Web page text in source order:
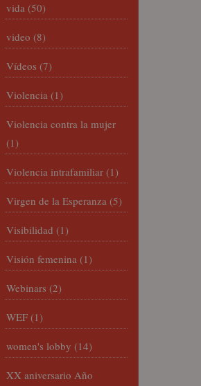
vida (50)
video (8)
Vídeos (7)
Violencia (1)
Violencia contra la mujer
(1)
Violencia intrafamiliar (1)
Virgen de la Esperanza (5)
Visibilidad (1)
Visión femenina (1)
Webinars (2)
WEF (1)
women's lobby (14)
XX aniversario Año